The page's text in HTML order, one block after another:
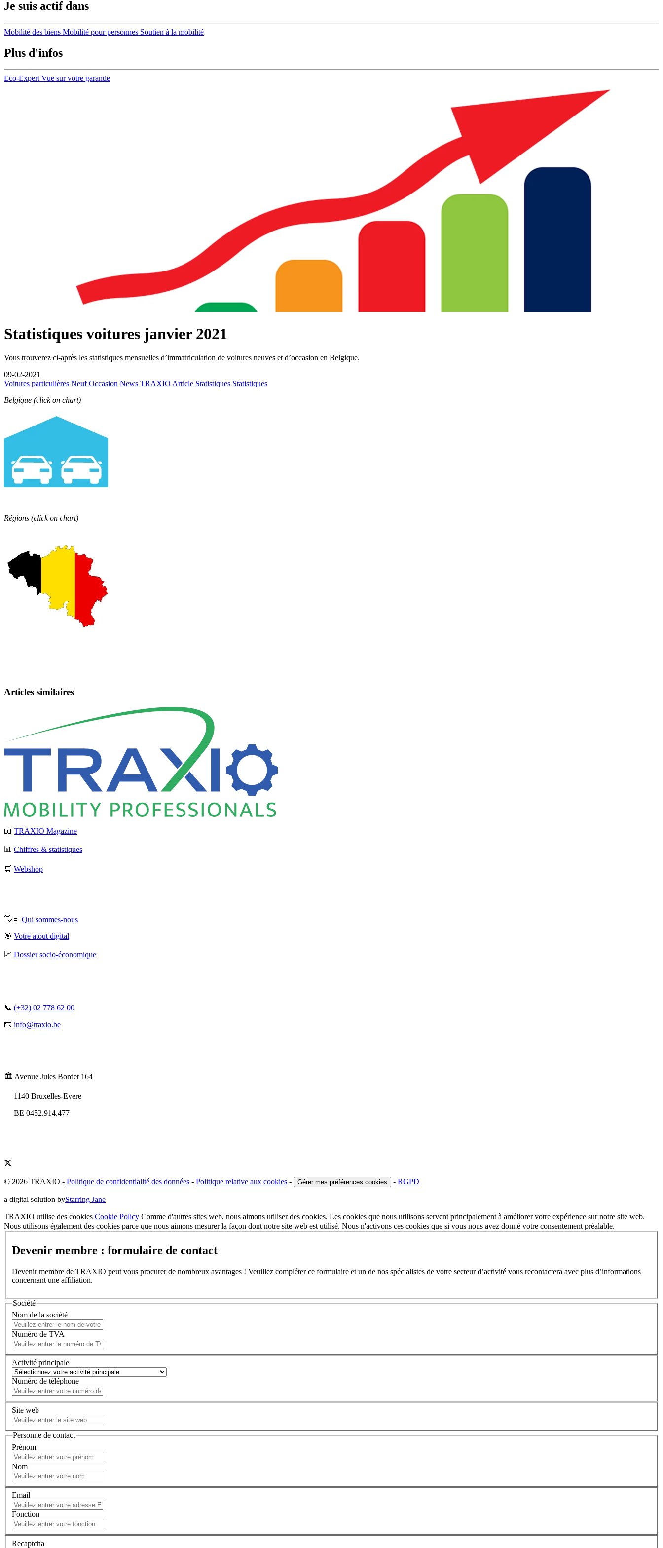
Je suis actif dans
Mobilité des biens Mobilité pour personnes Soutien à la mobilité
Plus d'infos
Eco-Expert Vue sur votre garantie
Statistiques voitures janvier 2021
Vous trouverez ci-après les statistiques mensuelles d’immatriculation de voitures neuves et d’occasion en Belgique.
09-02-2021
Voitures particulières Neuf Occasion News TRAXIO Article Statistiques Statistiques
Belgique (click on chart)
Régions (click on chart)
Articles similaires
📖 TRAXIO Magazine
📊 Chiffres & statistiques
🛒 Webshop
👋🏻 Qui sommes-nous
🎯 Votre atout digital
📈 Dossier socio-économique
📞 (+32) 02 778 62 00
📧 info@traxio.be
🏛️ Avenue Jules Bordet 164
1140 Bruxelles-Evere
BE 0452.914.477
© 2026 TRAXIO - Politique de confidentialité des données - Politique relative aux cookies - Gérer mes préférences cookies - RGPD
a digital solution byStarring Jane
TRAXIO utilise des cookies Cookie Policy Comme d'autres sites web, nous aimons utiliser des cookies. Les cookies que nous utilisons servent principalement à améliorer votre expérience sur notre site web.
Nous utilisons également des cookies parce que nous aimons mesurer la façon dont notre site web est utilisé. Nous n'activons ces cookies que si vous nous avez donné votre consentement préalable.
Devenir membre : formulaire de contact
Devenir membre de TRAXIO peut vous procurer de nombreux avantages ! Veuillez compléter ce formulaire et un de nos spécialistes de votre secteur d’activité vous recontactera avec plus d’informations
concernant une affiliation.
Société
Nom de la société
Numéro de TVA
Activité principale
Numéro de téléphone
Site web
Personne de contact
Prénom
Nom
Email
Fonction
Recaptcha